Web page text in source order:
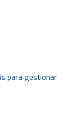
para gestionar